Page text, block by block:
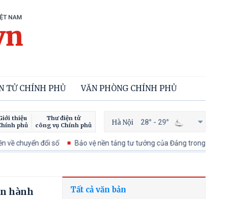
TỬ CHÍNH PHỦ VĂN PHÒNG CHÍNH PHỦ
thiệu
phủ
Thư điện tử
công vụ Chính phủ
Hà Nội 28° - 29°
đổi số Bảo vệ nền tảng tư tưởng của Đảng trong kỷ nguyên phát
hành
Tất cả văn bản